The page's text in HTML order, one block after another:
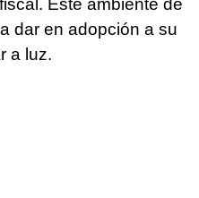
Este ambiente de
dar en adopción a su
a luz.